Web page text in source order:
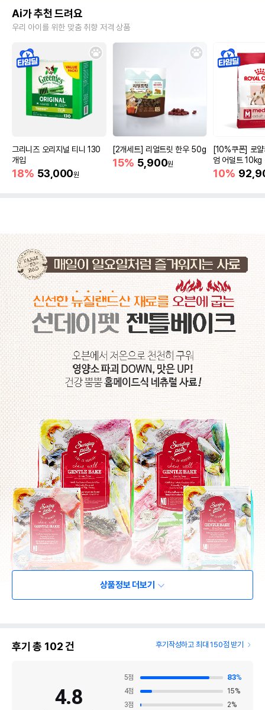
Ai가 추천 드려요
우리 아이를 위한 맞춤 취향 저격 상품
그리니즈 오리지널 티니 130
개입
18% 53,000원
[2개세트] 리얼트릿 한우 50g
15% 5,900원
[10%쿠폰] 로
엄 어덜트 10kg
증진
10%
상품정보 더보기
후기 총 102건 후기작성하고 최대 150점 받기
4.8
5점 83%
4점 15%
3점 2%